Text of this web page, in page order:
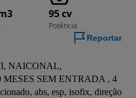
95 cv
Potência
Reportar
NAICONAL,
SEM ENTRADA , 4
abs, esp, isofix, direção